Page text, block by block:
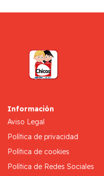
Información
Aviso Legal
Política de privacidad
Política de cookies
Política de Redes Sociales